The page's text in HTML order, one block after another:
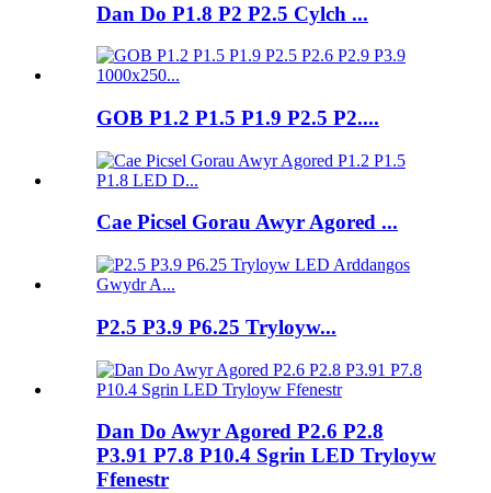
Dan Do P1.8 P2 P2.5 Cylch ...
GOB P1.2 P1.5 P1.9 P2.5 P2....
Cae Picsel Gorau Awyr Agored ...
P2.5 P3.9 P6.25 Tryloyw...
Dan Do Awyr Agored P2.6 P2.8
P3.91 P7.8 P10.4 Sgrin LED Tryloyw
Ffenestr